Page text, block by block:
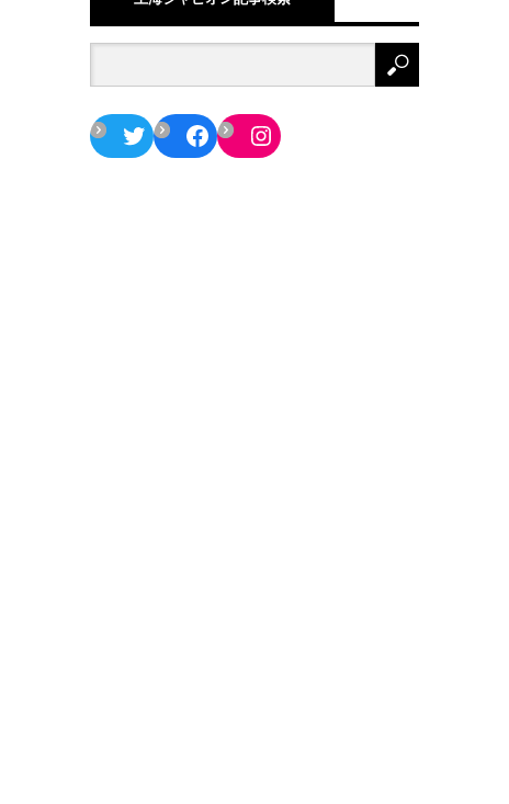
TwitterFacebookInstagram